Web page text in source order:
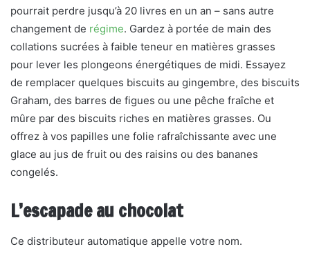
pourrait perdre jusqu’à 20 livres en un an – sans autre
changement de régime. Gardez à portée de main des
collations sucrées à faible teneur en matières grasses
pour lever les plongeons énergétiques de midi. Essayez
de remplacer quelques biscuits au gingembre, des biscuits
Graham, des barres de figues ou une pêche fraîche et
mûre par des biscuits riches en matières grasses. Ou
offrez à vos papilles une folie rafraîchissante avec une
glace au jus de fruit ou des raisins ou des bananes
congelés.
L’escapade au chocolat
Ce distributeur automatique appelle votre nom.